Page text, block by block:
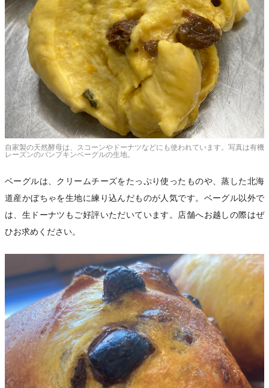
自家製の天然酵母は、スコーンやドーナツなどにも使われています。写真は有機
レーズンのパンプキンベーグルの生地。
ベーグルは、クリームチーズをたっぷり使ったものや、蒸した北海
道産かぼちゃを生地に練り込んだものが人気です。ベーグル以外で
は、生ドーナツもご好評いただいています。店舗へお越しの際はぜ
ひお求めください。